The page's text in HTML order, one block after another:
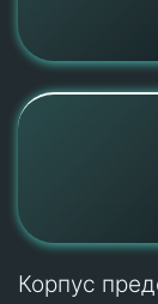
Корпус